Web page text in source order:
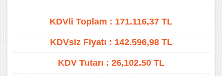
KDVli Toplam : 171.116,37 TL
KDVsiz Fiyatı : 142.596,98TL
KDV Tutarı : 26,102.50 TL